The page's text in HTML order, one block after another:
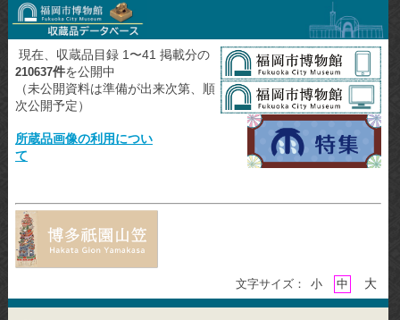
現在、収蔵品目録 1〜41 掲載分の
210637件を公開中
（未公開資料は準備が出来次第、順
次公開予定）
所蔵品画像の利用につい
て
文字サイズ： 小 中 大